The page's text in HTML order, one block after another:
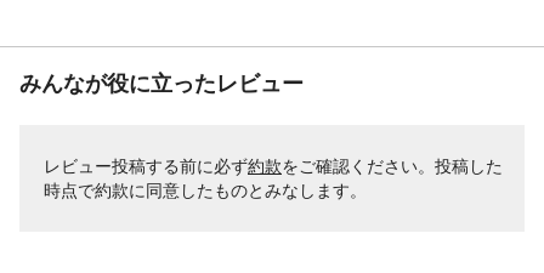
みんなが役に立ったレビュー
レビュー投稿する前に必ず約款をご確認ください。投稿した
時点で約款に同意したものとみなします。